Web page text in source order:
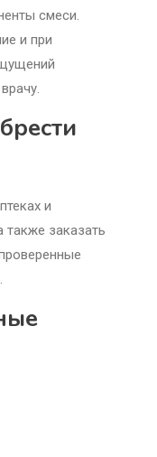
смеси.
и при
и
также заказать